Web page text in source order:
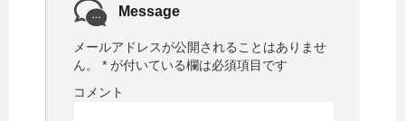
で
開
き
ま
す
)
Message
メールアドレスが公開されることはありませ
ん。
* が付いている欄は必須項目です
コメント